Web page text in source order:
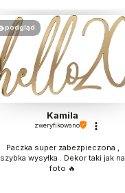
podgląd
Kamila
zweryfikowano
Paczka super zabezpieczona ,
szybka wysyłka . Dekor taki jak na
foto 🔥